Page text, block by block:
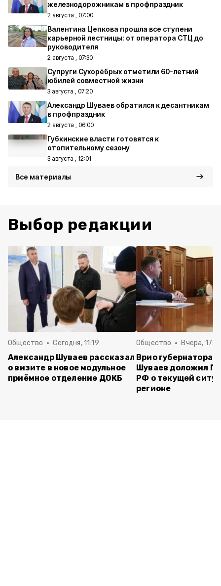
железнодорожникам в профпраздник
2 августа , 07:00
Валентина Цепкова прошла все ступени
карьерной лестницы: от оператора СТЦ до
руководителя
2 августа , 07:30
Супруги Сухорёбрых отметили 60-летний
юбилей совместной жизни
3 августа , 07:20
Александр Шуваев обратился к десантникам
в профпраздник
2 августа , 06:00
Губкинские власти готовятся к
отопительному сезону
3 августа , 12:01
Все материалы
Выбор редакции
Общество Сегодня, 11:19
Александр Шуваев рассказал
о визите в новое модульное
приёмное отделение ДОКБ
Общество Вчера,
Врио губернатора
Шуваев доложил
РФ о текущей
регионе